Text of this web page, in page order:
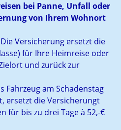
bei Panne, Unfall oder
von Ihrem Wohnort
Die Versicherung ersetzt die
für Ihre Heimreise oder
und zurück zur
Fahrzeug am Schadenstag
ersetzt die Versicherungt
für bis zu drei Tage à 52,-€